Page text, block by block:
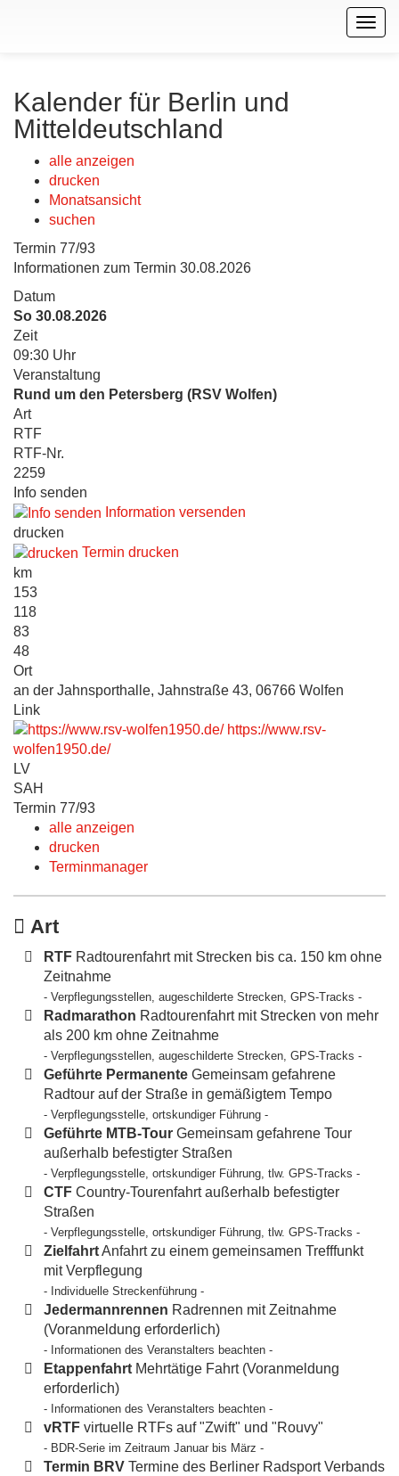
Kalender für Berlin und
Mitteldeutschland
alle anzeigen
drucken
Monatsansicht
suchen
Termin 77/93
Informationen zum Termin 30.08.2026
Datum
So 30.08.2026
Zeit
09:30 Uhr
Veranstaltung
Rund um den Petersberg (RSV Wolfen)
Art
RTF
RTF-Nr.
2259
Info senden
Information versenden
drucken
Termin drucken
km
153
118
83
48
Ort
an der Jahnsporthalle, Jahnstraße 43, 06766 Wolfen
Link
https://www.rsv-
wolfen1950.de/
LV
SAH
Termin 77/93
alle anzeigen
drucken
Terminmanager
Art
RTF Radtourenfahrt mit Strecken bis ca. 150 km ohne
Zeitnahme
- Verpflegungsstellen, augeschilderte Strecken, GPS-Tracks -
Radmarathon Radtourenfahrt mit Strecken von mehr
als 200 km ohne Zeitnahme
- Verpflegungsstellen, augeschilderte Strecken, GPS-Tracks -
Geführte Permanente Gemeinsam gefahrene
Radtour auf der Straße in gemäßigtem Tempo
- Verpflegungsstelle, ortskundiger Führung -
Geführte MTB-Tour Gemeinsam gefahrene Tour
außerhalb befestigter Straßen
- Verpflegungsstelle, ortskundiger Führung, tlw. GPS-Tracks -
CTF Country-Tourenfahrt außerhalb befestigter
Straßen
- Verpflegungsstelle, ortskundiger Führung, tlw. GPS-Tracks -
ZielfahrtAnfahrt zu einem gemeinsamen Trefffunkt
mit Verpflegung
- Individuelle Streckenführung -
Jedermannrennen Radrennen mit Zeitnahme
(Voranmeldung erforderlich)
- Informationen des Veranstalters beachten -
Etappenfahrt Mehrtätige Fahrt (Voranmeldung
erforderlich)
- Informationen des Veranstalters beachten -
vRTF virtuelle RTFs auf "Zwift" und "Rouvy"
- BDR-Serie im Zeitraum Januar bis März -
Termin BRV Termine des Berliner Radsport Verbands